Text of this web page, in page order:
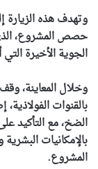
وتهدف هذه
الجوية الأخيرة
وخلال المعاينة،
بالقنوات
الضخ، مع التأكيد
بالإمكانيات
المشروع.